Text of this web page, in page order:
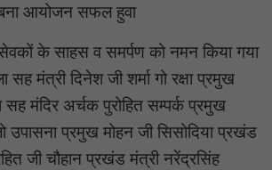
बना आयोजन सफल हुवा
के साहस व समर्पण को नमन किया गया
मंत्री दिनेश जी शर्मा गो रक्षा प्रमुख
सह मंदिर अर्चक पुरोहित सम्पर्क प्रमुख
उपासना प्रमुख मोहन जी सिसोदिया प्रखंड
जी चौहान प्रखंड मंत्री नरेंद्रसिंह